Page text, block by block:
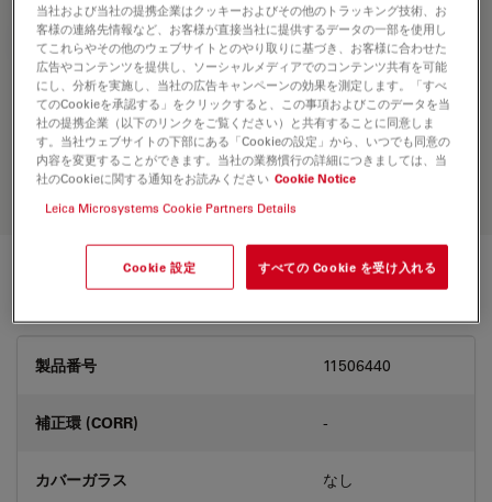
見積依頼
Discover the perfect solution. Explore
ourObjective Finder, compare
alternatives, and find the best fit for
your needs.
技術仕様
製品番号 11506440
補正環 (CORR) -
カバーガラス なし
当社および当社の提携企業はクッキーおよびその他のトラッキング技術、お
客様の連絡先情報など、お客様が直接当社に提供するデータの一部を使用し
てこれらやその他のウェブサイトとのやり取りに基づき、お客様に合わせた
広告やコンテンツを提供し、ソーシャルメディアでのコンテンツ共有を可能
にし、分析を実施し、当社の広告キャンペーンの効果を測定します。「すべ
てのCookieを承認する」をクリックすると、この事項およびこのデータを当
社の提携企業（以下のリンクをご覧ください）と共有することに同意しま
す。当社ウェブサイトの下部にある「Cookieの設定」から、いつでも同意の
内容を変更することができます。当社の業務慣行の詳細につきましては、当
社のCookieに関する通知をお読みください Cookie Notice
Leica Microsystems Cookie Partners Details
Cookie 設定 すべての Cookie を受け入れる